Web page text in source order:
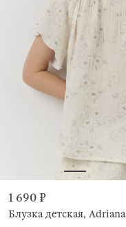
1 690 ₽
Блузка детская, Adriana